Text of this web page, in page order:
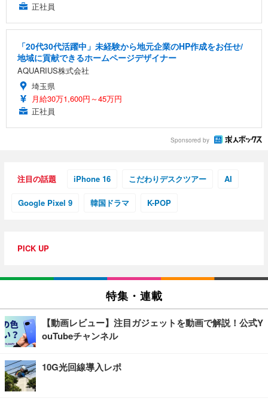
正社員
「20代30代活躍中」未経験から地元企業のHP作成をお任せ/
地域に貢献できるホームページデザイナー
AQUARIUS株式会社
埼玉県
月給30万1,600円～45万円
正社員
Sponsored by
注目の話題 iPhone 16 こだわりデスクツアー AI
Google Pixel 9 韓国ドラマ K-POP
PICK UP
特集・連載
【動画レビュー】注目ガジェットを動画で解説！公式Y
ouTubeチャンネル
10G光回線導入レポ